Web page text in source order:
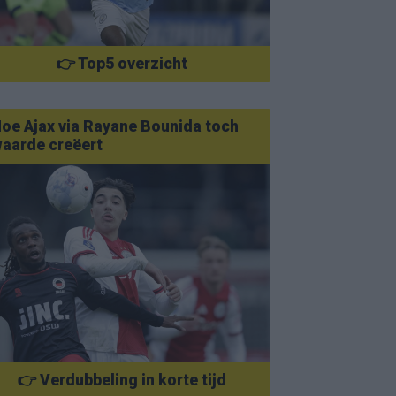
👉 Top5 overzicht
Ajax via Rayane Bounida toch
creëert
👉 Verdubbeling in korte tijd